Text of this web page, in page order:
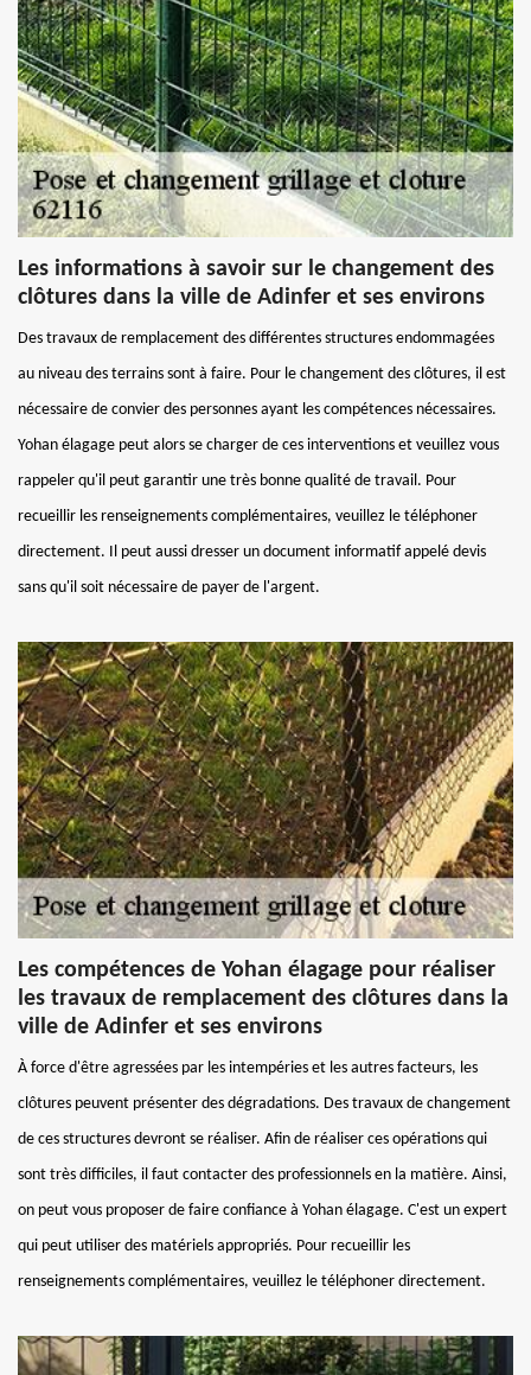
Les informations à savoir sur le changement des
clôtures dans la ville de Adinfer et ses environs
Des travaux de remplacement des différentes structures endommagées
au niveau des terrains sont à faire. Pour le changement des clôtures, il est
nécessaire de convier des personnes ayant les compétences nécessaires.
Yohan élagage peut alors se charger de ces interventions et veuillez vous
rappeler qu'il peut garantir une très bonne qualité de travail. Pour
recueillir les renseignements complémentaires, veuillez le téléphoner
directement. Il peut aussi dresser un document informatif appelé devis
sans qu'il soit nécessaire de payer de l'argent.
Les compétences de Yohan élagage pour réaliser
les travaux de remplacement des clôtures dans la
ville de Adinfer et ses environs
À force d'être agressées par les intempéries et les autres facteurs, les
clôtures peuvent présenter des dégradations. Des travaux de changement
de ces structures devront se réaliser. Afin de réaliser ces opérations qui
sont très difficiles, il faut contacter des professionnels en la matière. Ainsi,
on peut vous proposer de faire confiance à Yohan élagage. C'est un expert
qui peut utiliser des matériels appropriés. Pour recueillir les
renseignements complémentaires, veuillez le téléphoner directement.